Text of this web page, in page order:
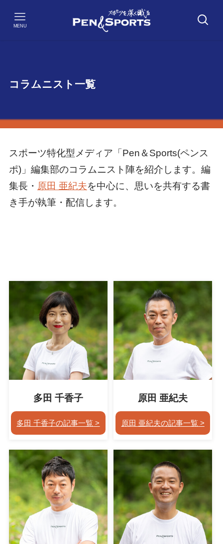
MENU
コラムニスト一覧
スポーツ特化型メディア「Pen＆Sports(ペンス
ポ)」編集部のコラムニスト陣を紹介します。編
集長・ 原田 亜紀夫を中心に、思いを共有する書
き手が執筆・配信します。
多田 千香子
多田 千香子の記事一覧
原田 亜紀夫
原田 亜紀夫の記事一覧